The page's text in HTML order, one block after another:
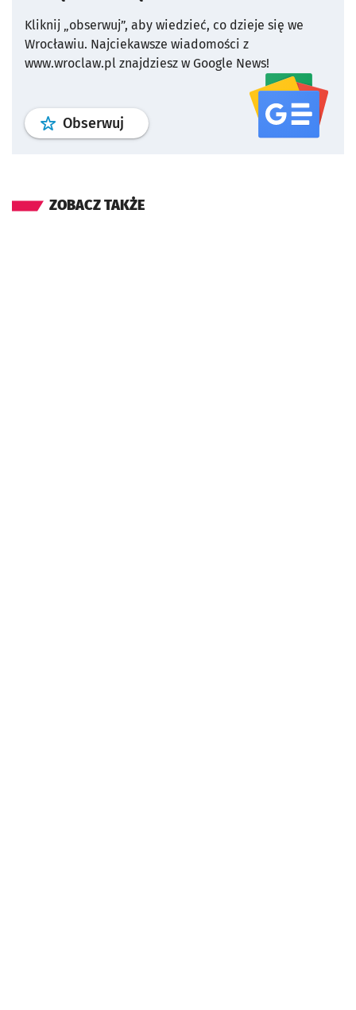
Kliknij „obserwuj”, aby wiedzieć, co dzieje się we
Wrocławiu. Najciekawsze wiadomości z
www.wroclaw.pl znajdziesz w Google News!
Obserwuj profil serwisu
ZOBACZ TAKŻE